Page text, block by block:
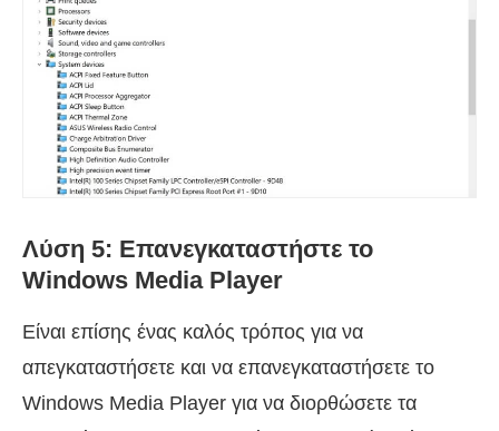
Λύση 5: Επανεγκαταστήστε το
Windows Media Player
Είναι επίσης ένας καλός τρόπος για να
απεγκαταστήσετε και να επανεγκαταστήσετε το
Windows Media Player για να διορθώσετε τα